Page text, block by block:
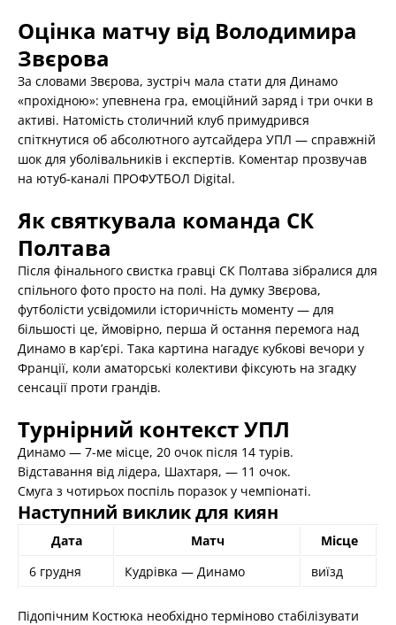
Оцінка матчу від Володимира
Звєрова
За словами Звєрова, зустріч мала стати для Динамо
«прохідною»: упевнена гра, емоційний заряд і три очки в
активі. Натомість столичний клуб примудрився
спіткнутися об абсолютного аутсайдера УПЛ — справжній
шок для уболівальників і експертів. Коментар прозвучав
на ютуб-каналі ПРОФУТБОЛ Digital.
Як святкувала команда СК
Полтава
Після фінального свистка гравці СК Полтава зібралися для
спільного фото просто на полі. На думку Звєрова,
футболісти усвідомили історичність моменту — для
більшості це, ймовірно, перша й остання перемога над
Динамо в кар’єрі. Така картина нагадує кубкові вечори у
Франції, коли аматорські колективи фіксують на згадку
сенсації проти грандів.
Турнірний контекст УПЛ
Динамо — 7-ме місце, 20 очок після 14 турів.
Відставання від лідера, Шахтаря, — 11 очок.
Смуга з чотирьох поспіль поразок у чемпіонаті.
Наступний виклик для киян
Дата Матч
Місце
6 грудня
Кудрівка — Динамо виїзд
Підопічним Костюка необхідно терміново стабілізувати